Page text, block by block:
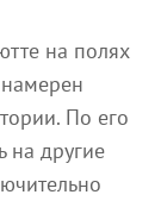
на полях
По его
на другие